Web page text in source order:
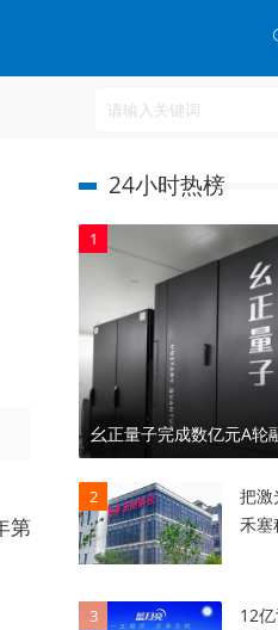
第
24小时热榜
1
幺正量子完成数亿元A轮
2
把激
禾塞
3
12